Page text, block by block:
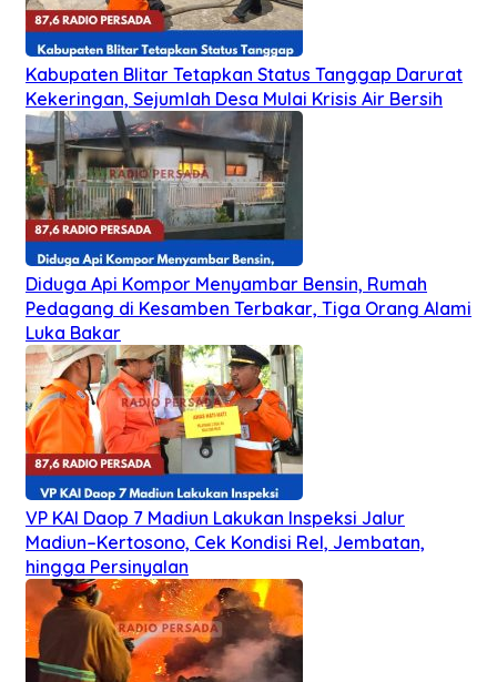
Kabupaten Blitar Tetapkan Status Tanggap Darurat
Kekeringan, Sejumlah Desa Mulai Krisis Air Bersih
Diduga Api Kompor Menyambar Bensin, Rumah
Pedagang di Kesamben Terbakar, Tiga Orang Alami
Luka Bakar
VP KAI Daop 7 Madiun Lakukan Inspeksi Jalur
Madiun–Kertosono, Cek Kondisi Rel, Jembatan,
hingga Persinyalan